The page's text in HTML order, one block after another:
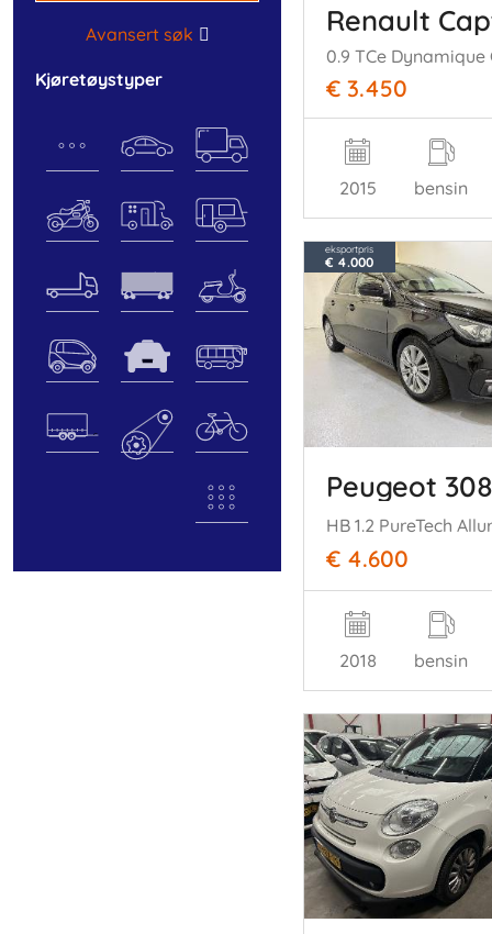
Avansert søk
kjøretøystyper
Renault
€ 3.450
2015 bensin
eksportpris
€ 4.000
Peugeot 308
HB 1.2 PureTech
€ 4.600
2018 bensin